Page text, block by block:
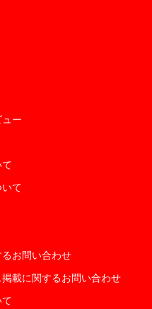
ー
て
お問い合わせ
載に関するお問い合わせ